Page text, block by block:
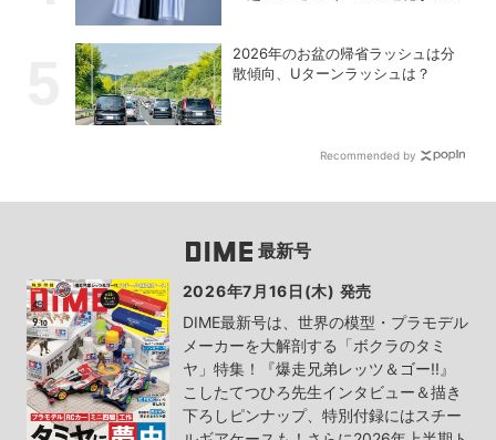
2026年のお盆の帰省ラッシュは分
散傾向、Uターンラッシュは？
Recommended by
最新号
2026年7月16日(木) 発売
DIME最新号は、世界の模型・プラモデル
メーカーを大解剖する「ボクラのタミ
ヤ」特集！『爆走兄弟レッツ＆ゴー!!』
こしたてつひろ先生インタビュー＆描き
下ろしピンナップ、特別付録にはスチー